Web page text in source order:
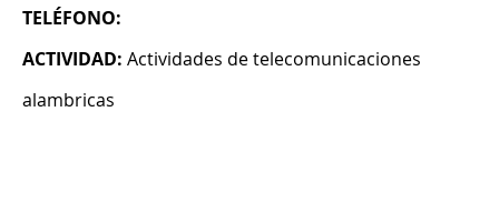
TELÉFONO:
ACTIVIDAD: Actividades de telecomunicaciones
alambricas